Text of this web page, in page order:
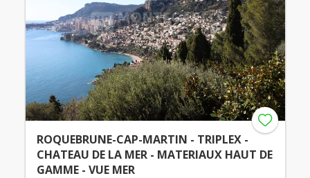
ROQUEBRUNE-CAP-MARTIN - TRIPLEX -
CHATEAU DE LA MER - MATERIAUX HAUT DE
GAMME - VUE MER